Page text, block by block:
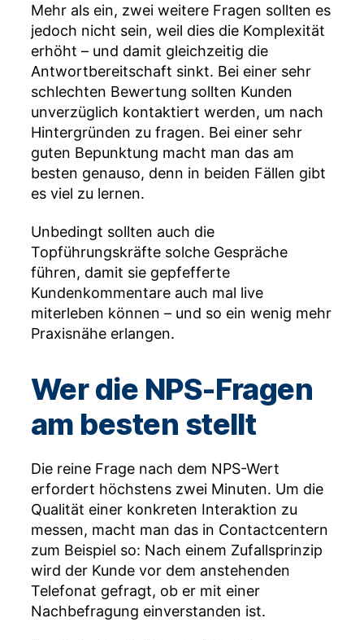
Mehr als ein, zwei weitere Fragen sollten es
jedoch nicht sein, weil dies die Komplexität
erhöht – und damit gleichzeitig die
Antwortbereitschaft sinkt. Bei einer sehr
schlechten Bewertung sollten Kunden
unverzüglich kontaktiert werden, um nach
Hintergründen zu fragen. Bei einer sehr
guten Bepunktung macht man das am
besten genauso, denn in beiden Fällen gibt
es viel zu lernen.
Unbedingt sollten auch die
Topführungskräfte solche Gespräche
führen, damit sie gepfefferte
Kundenkommentare auch mal live
miterleben können – und so ein wenig mehr
Praxisnähe erlangen.
Wer die NPS-Fragen
am besten stellt
Die reine Frage nach dem NPS-Wert
erfordert höchstens zwei Minuten. Um die
Qualität einer konkreten Interaktion zu
messen, macht man das in Contactcentern
zum Beispiel so: Nach einem Zufallsprinzip
wird der Kunde vor dem anstehenden
Telefonat gefragt, ob er mit einer
Nachbefragung einverstanden ist.